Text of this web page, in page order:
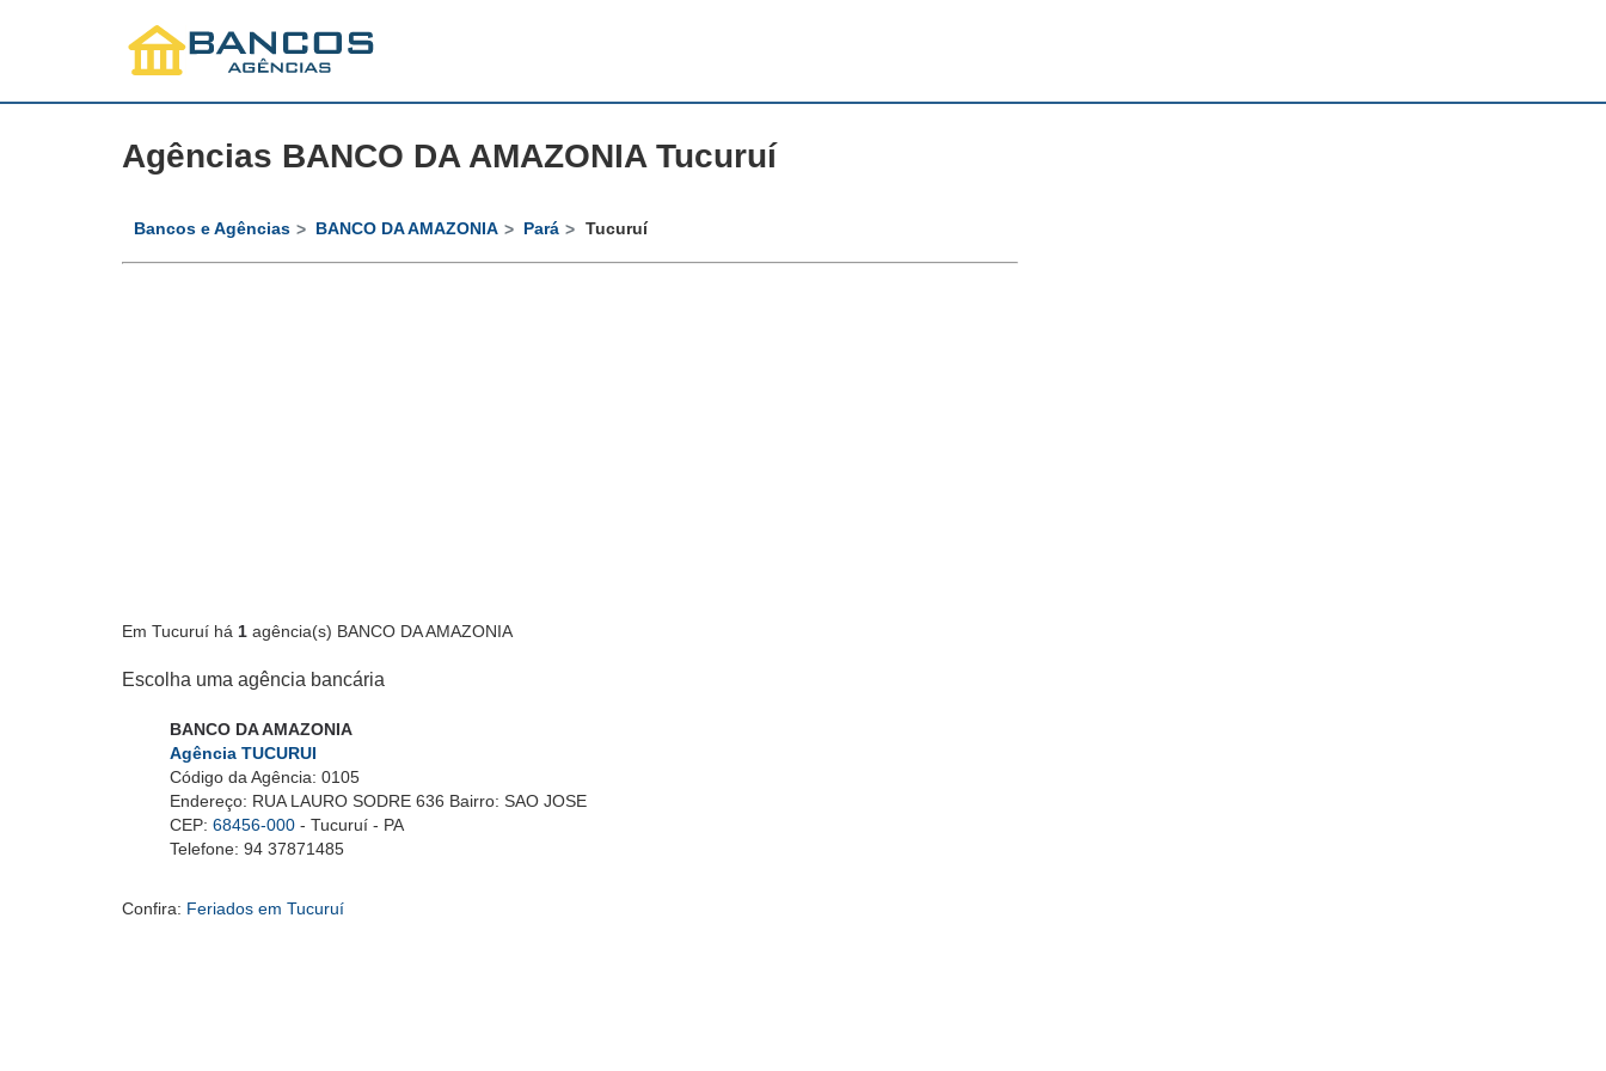
Agências BANCO DA AMAZONIA Tucuruí
Bancos e Agências BANCO DA AMAZONIA Pará Tucuruí
Em Tucuruí há 1 agência(s) BANCO DA AMAZONIA
Escolha uma agência bancária
BANCO DA AMAZONIA
Agência TUCURUI
Código da Agência: 0105
Endereço: RUA LAURO SODRE 636 Bairro: SAO JOSE
CEP: 68456-000 - Tucuruí - PA
Telefone: 94 37871485
Confira: Feriados em Tucuruí